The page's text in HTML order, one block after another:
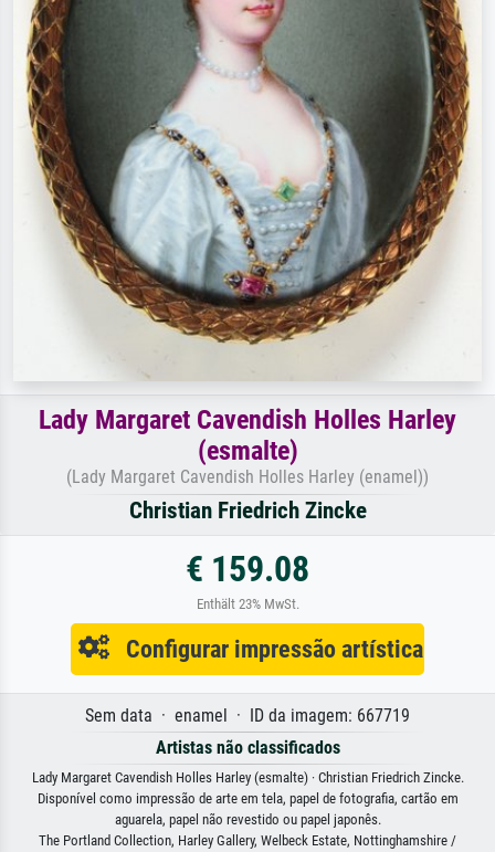
Lady Margaret Cavendish Holles Harley
(esmalte)
(Lady Margaret Cavendish Holles Harley (enamel))
Christian Friedrich Zincke
€ 159.08
Enthält 23% MwSt.
Configurar impressão artística
Sem data · enamel · ID da imagem: 667719
Artistas não classificados
Lady Margaret Cavendish Holles Harley (esmalte) · Christian Friedrich Zincke.
Disponível como impressão de arte em tela, papel de fotografia, cartão em
aguarela, papel não revestido ou papel japonês.
The Portland Collection, Harley Gallery, Welbeck Estate, Nottinghamshire /